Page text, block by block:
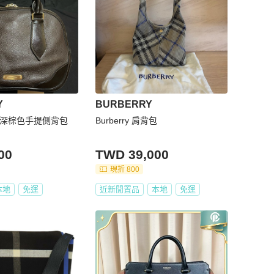
棕色手提側背包
地 免運
BURBERRY
Burberry 肩背包
TWD 39,000
現折 800
近新閒置品 本地 免運